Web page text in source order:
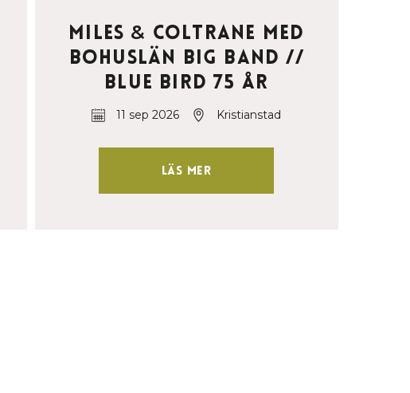
Miles & Coltrane med
Bohuslän Big Band //
Blue Bird 75 år
11 sep 2026 Kristianstad
Läs mer